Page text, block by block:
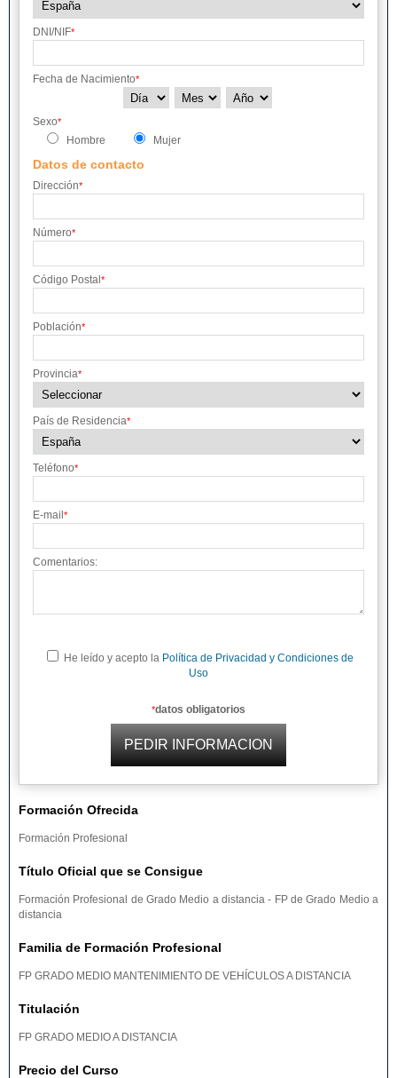
DNI/NIF*
Fecha de Nacimiento*
Sexo*
Hombre Mujer
Datos de contacto
Dirección*
Número*
Código Postal *
Población*
Provincia*
País de Residencia*
Teléfono*
E-mail *
Comentarios:
He leído y acepto la Política de Privacidad y Condiciones de
Uso
*datos obligatorios
Formación Ofrecida
Formación Profesional
Título Oficial que se Consigue
Formación Profesional de Grado Medio a distancia - FP de Grado Medio a
distancia
Familia de Formación Profesional
FP GRADO MEDIO MANTENIMIENTO DE VEHÍCULOS A DISTANCIA
Titulación
FP GRADO MEDIO A DISTANCIA
Precio del Curso